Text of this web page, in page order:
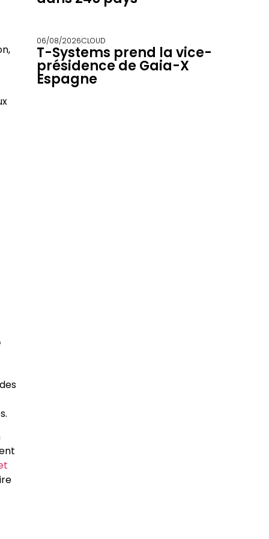
06/08/2026CLOUD
T-Systems prend la vice-
présidence de Gaia-X
Espagne